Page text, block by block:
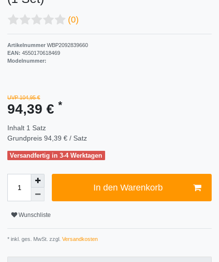
(0)
Artikelnummer WBP2092839660
EAN: 4550170618469
Modelnummer:
UVP 104,95 €
94,39 € *
Inhalt 1 Satz
Grundpreis 94,39 € / Satz
Versandfertig in 3-4 Werktagen
In den Warenkorb
Wunschliste
* inkl. ges. MwSt. zzgl. Versandkosten